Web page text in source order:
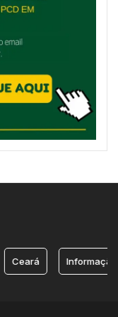
Ceará Informação